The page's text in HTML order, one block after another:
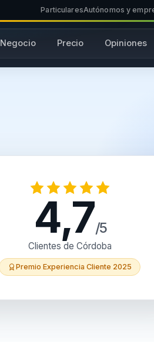
ParticularesAutónomos y
Negocio Precio Opiniones
4,7/5
Clientes de Córdoba
Premio Experiencia Cliente 2025